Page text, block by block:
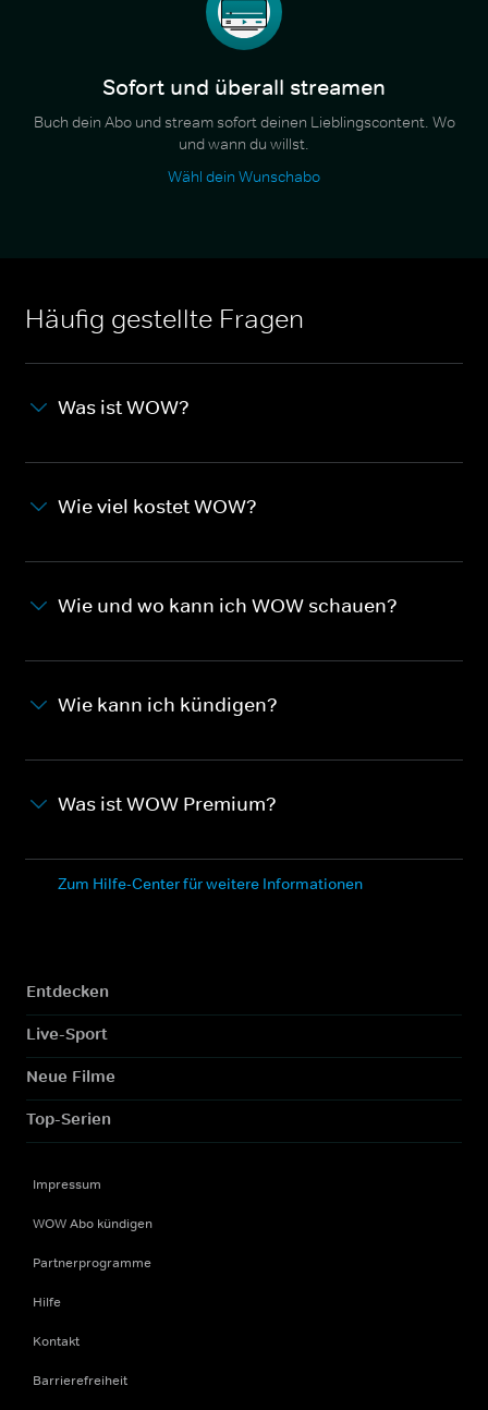
Sofort und überall streamen
Buch dein Abo und stream sofort deinen Lieblingscontent. Wo
und wann du willst.
Wähl dein Wunschabo
Häufig gestellte Fragen
Was ist WOW?
Wie viel kostet WOW?
Wie und wo kann ich WOW schauen?
Wie kann ich kündigen?
Was ist WOW Premium?
Zum Hilfe-Center für weitere Informationen
Entdecken
Live-Sport
Neue Filme
Top-Serien
Impressum
WOW Abo kündigen
Partnerprogramme
Hilfe
Kontakt
Barrierefreiheit